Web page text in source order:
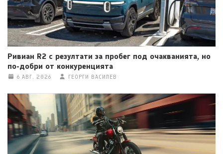
Ривиан R2 с резултати за пробег под очакванията, но
по-добри от конкуренцията
6 АВГ. 2026 ГЕОРГИ ВАСИЛЕВ